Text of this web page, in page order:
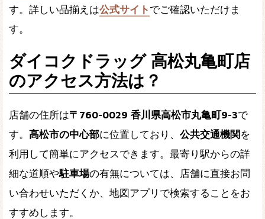
す。詳しい品揃えは公式サイト でご確認いただけま
す。
ダイコクドラッグ 高松丸亀町店
のアクセス方法は？
店舗の住所は〒760-0029 香川県高松市丸亀町9-3で
す。 高松市の中心部に位置しており、 公共交通機関 を
利用して簡単にアクセスできます。最寄り駅からの詳
細な道順や駐車場の有無については、店舗に直接お問
い合わせいただくか、地図アプリで検索することをお
すすめします。